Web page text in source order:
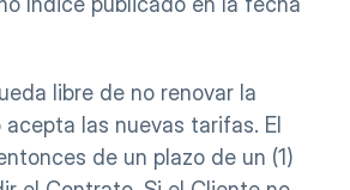
libre de no renovar la
las nuevas tarifas. El
de un plazo de un (1)